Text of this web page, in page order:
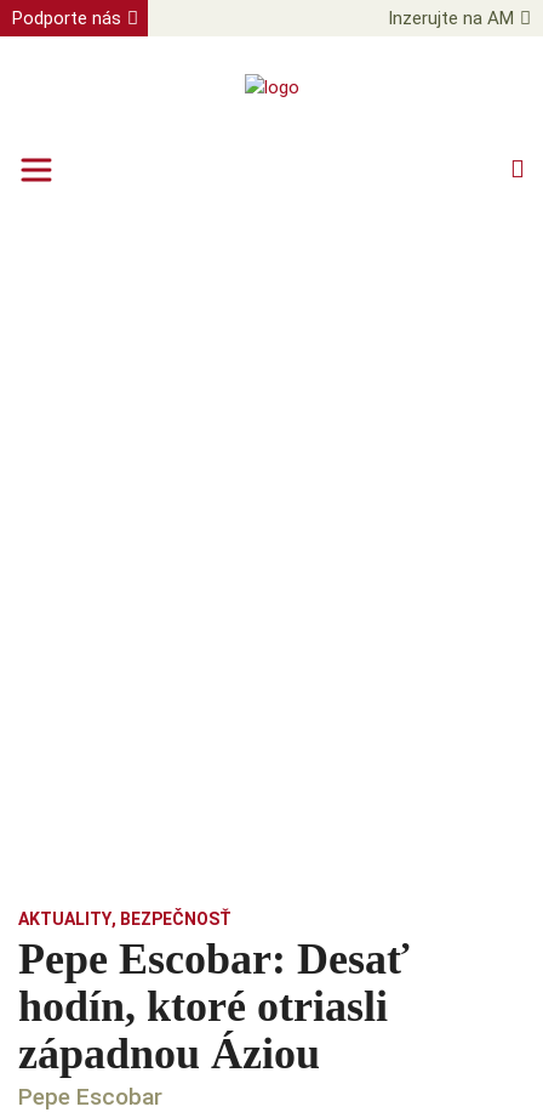
Podporte nás Inzerujte na AM
AKTUALITY, BEZPEČNOSŤ
Pepe Escobar: Desať
hodín, ktoré otriasli
západnou Áziou
Pepe Escobar